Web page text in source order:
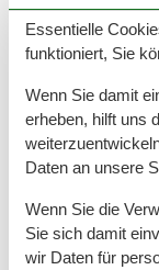
Entfernungen
Zum Arzt
Zum Restaurant
Zum Strand
Zum Supermarkt
Zum Zentrum
Zur
Zur Tourist-
Größe
Essentielle
funktioniert, Sie
Wenn Sie damit
erheben, hilft uns
Daten an unsere
Wenn Sie die
Sie sich damit
wir Daten für